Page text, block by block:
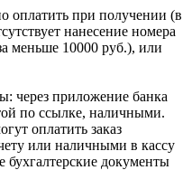
оплатить при получении (в
нанесение номера
меньше 10000 руб.), или
через приложение банка
по ссылке, наличными.
оплатить заказ
или наличными в кассу
документы